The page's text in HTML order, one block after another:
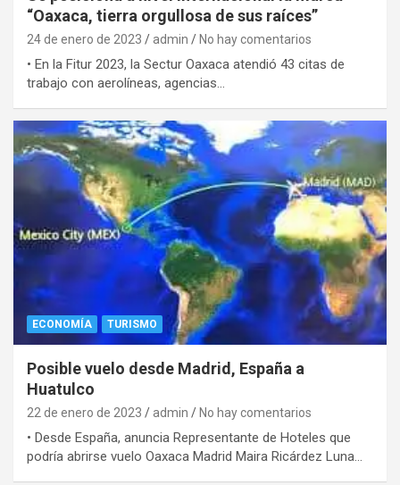
“Oaxaca, tierra orgullosa de sus raíces”
24 de enero de 2023 admin No hay comentarios
• En la Fitur 2023, la Sectur Oaxaca atendió 43 citas de
trabajo con aerolíneas, agencias…
ECONOMÍA TURISMO
Posible vuelo desde Madrid, España a
Huatulco
22 de enero de 2023 admin No hay comentarios
• Desde España, anuncia Representante de Hoteles que
podría abrirse vuelo Oaxaca Madrid Maira Ricárdez Luna…